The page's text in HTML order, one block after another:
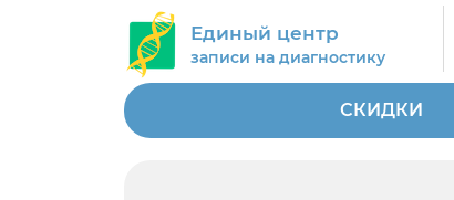
Единый центр
записи на диагностику
СКИДКИ